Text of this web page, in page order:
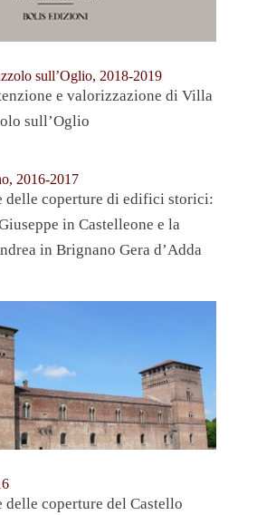
sull’Oglio, 2018-2019
e valorizzazione di Villa
sull’Oglio
2016-2017
delle coperture di edifici storici:
in Castelleone e la
in Brignano Gera d’Adda
delle coperture del Castello